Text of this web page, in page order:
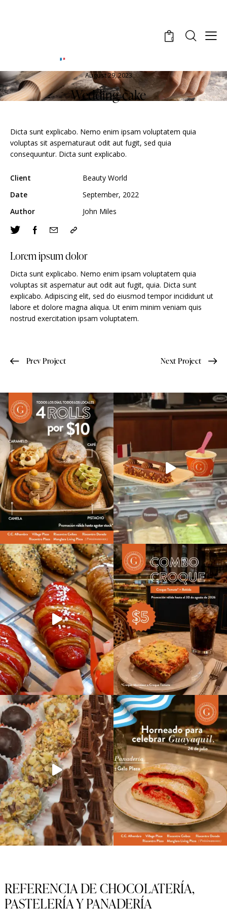
0
August 29, 2023
Wedding cake
Lorem ipsum dolor
Dicta sunt explicabo. Nemo enim ipsam voluptatem quia
voluptas sit aspernatur aut odit aut fugit, quia. Dicta sunt
explicabo. Adipiscing elit, sed do eiusmod tempor incididunt ut
labore et dolore magna aliqua. Ut enim minim veniam quis
nostrud exercitation ipsam voluptatem.
Dicta sunt explicabo. Nemo enim ipsam voluptatem quia
voluptas sit aspernaturaut odit aut fugit, sed quia
consequuntur. Dicta sunt explicabo.
Client
Beauty World
Date
September, 2022
Author
John Miles
Prev Project Next Project
REFERENCIA DE CHOCOLATERÍA,
PASTELERÍA Y PANADERÍA